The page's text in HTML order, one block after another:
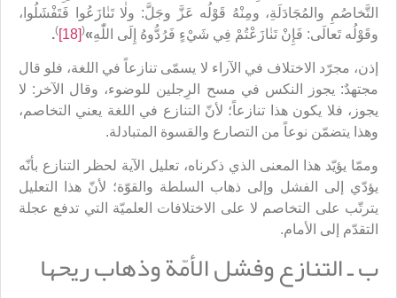
التَّخاصُمِ والمُجَادَلَةِ، ومِنْهُ قَوْلُه عَزَّ وجَلَّ: ولٰا تَنٰازَعُوا فَتَفْشَلُوا،
وقَوْلُه تَعالَى: فَإِنْ تَنٰازَعْتُمْ فِي شَيْ‌ءٍ فَرُدُّوهُ إِلَى اللّٰهِ»
(
[18]
)
.
إذن، مجرّد الاختلاف في الآراء لا يسمّى تنازعاً في اللغة، فلو قال
مجتهدٌ: يجوز النكس في مسح الرِجلين للوضوء، وقال الآخر: لا
يجوز، فلا يكون هذا تنازعاً؛ لأنّ التنازع في اللغة يعني التخاصم،
وهذا يتضمّن نوعاً من التصارع والقسوة المتبادلة.
وممّا يؤيّد هذا المعنى الذي ذكرناه، تعليل الآية لحظر التنازع بأنّه
يؤدّي إلى الفشل وإلى ذهاب السلطة والقوّة؛ لأنّ هذا التعليل
يترتّب على التخاصم لا على الاختلافات العلميّة التي تدفع عجلة
التقدّم إلى الأمام.
ب ـ التنازع وفشل الأمّة وذهاب ريحها